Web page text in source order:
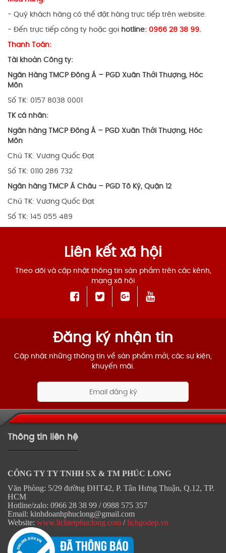
- Quý khách hàng có thể đặt hàng trực tiếp trên website.
- Đến trực tiếp công ty hoặc gọi hotline: 0966 28 38 99.
Thanh Toán:
Tài khoản Công ty:
Ngân Hàng TMCP Đông Á – PGD Xuân Thới Thượng, Hóc
Môn
Số TK: 0157 8038 0001
TK cá nhân:
Ngân hàng TMCP Đông Á – PGD Xuân Thới Thượng, Hóc
Môn
Chủ TK: Vương Quốc Đạt
Số TK: 0110 286 732
Ngân hàng TMCP Á Châu – PGD Tô Ký, Quận 12
Chủ TK: Vương Quốc Đạt
Số TK: 145 055 489
Liên kết xã hội
Theo dõi và cập nhật thông tin sản phẩm trên các kênh,
mạng xã hội
Đăng ký nhận tin
Cập nhật những thông tin về sản phẩm mới, các sự kiện,
khuyến mãi.
Thông tin liên hệ
CÔNG TY TY TNHH SX & TM PHÚC LONG
Văn Phòng: 5/29 đường ĐHT42, P. Tân Hưng Thuận, Q.12, TP.
HCM
Hotline/zalo: 0966 28 38 99 / 0988 575 357
Email: kinhdoanhphuclong@gmail.com
Website: www.lichtetphuclong.com /lichgodep.vn